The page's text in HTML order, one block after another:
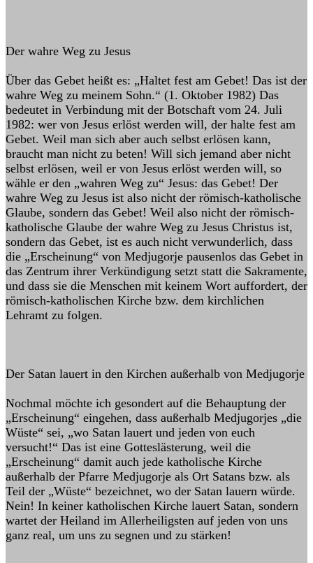
Der wahre Weg zu Jesus
Über das Gebet heißt es: „Haltet fest am Gebet! Das ist der
wahre Weg zu meinem Sohn.“ (1. Oktober 1982) Das
bedeutet in Verbindung mit der Botschaft vom 24. Juli
1982: wer von Jesus erlöst werden will, der halte fest am
Gebet. Weil man sich aber auch selbst erlösen kann,
braucht man nicht zu beten! Will sich jemand aber nicht
selbst erlösen, weil er von Jesus erlöst werden will, so
wähle er den „wahren Weg zu“ Jesus: das Gebet! Der
wahre Weg zu Jesus ist also nicht der römisch-katholische
Glaube, sondern das Gebet! Weil also nicht der römisch-
katholische Glaube der wahre Weg zu Jesus Christus ist,
sondern das Gebet, ist es auch nicht verwunderlich, dass
die „Erscheinung“ von Medjugorje pausenlos das Gebet in
das Zentrum ihrer Verkündigung setzt statt die Sakramente,
und dass sie die Menschen mit keinem Wort auffordert, der
römisch-katholischen Kirche bzw. dem kirchlichen
Lehramt zu folgen.
Der Satan lauert in den Kirchen außerhalb von Medjugorje
Nochmal möchte ich gesondert auf die Behauptung der
„Erscheinung“ eingehen, dass außerhalb Medjugorjes „die
Wüste“ sei, „wo Satan lauert und jeden von euch
versucht!“ Das ist eine Gotteslästerung, weil die
„Erscheinung“ damit auch jede katholische Kirche
außerhalb der Pfarre Medjugorje als Ort Satans bzw. als
Teil der „Wüste“ bezeichnet, wo der Satan lauern würde.
Nein! In keiner katholischen Kirche lauert Satan, sondern
wartet der Heiland im Allerheiligsten auf jeden von uns
ganz real, um uns zu segnen und zu stärken!